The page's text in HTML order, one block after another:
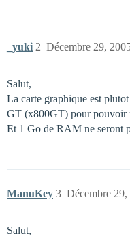
_yuki Décembre 29,
2
Salut,
La carte graphique est
GT (x800GT) pour pouvoir
Et 1 Go de RAM ne seront
ManuKey Décembre
3
Salut,